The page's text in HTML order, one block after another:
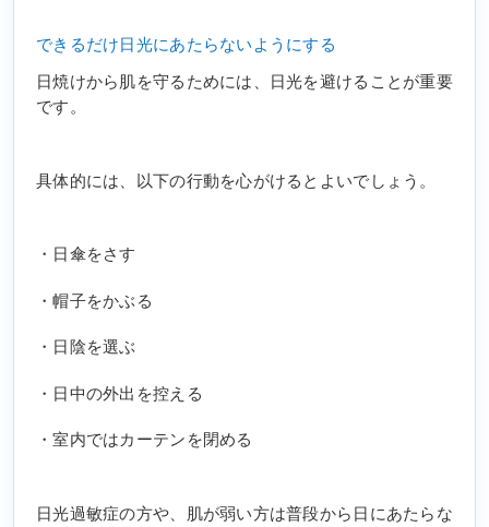
できるだけ日光にあたらないようにする
日焼けから肌を守るためには、日光を避けることが重要
です。
具体的には、以下の行動を心がけるとよいでしょう。
・日傘をさす
・帽子をかぶる
・日陰を選ぶ
・日中の外出を控える
・室内ではカーテンを閉める
日光過敏症の方や、肌が弱い方は普段から日にあたらな